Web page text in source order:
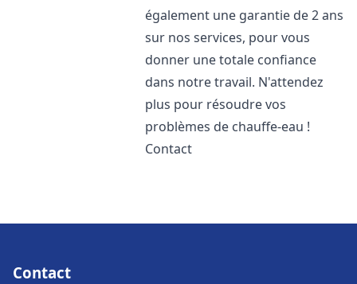
également une garantie de 2 ans
sur nos services, pour vous
donner une totale confiance
dans notre travail. N'attendez
plus pour résoudre vos
problèmes de chauffe-eau !
Contact
Contact